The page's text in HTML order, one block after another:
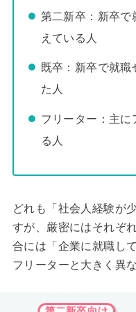
第二新卒：新卒
えている人
既卒：新卒で就職
た人
フリーター：主
る人
どれも「社会人経験が
すが、厳密にはそれぞ
合には「企業に就職し
フリーターと大きく異